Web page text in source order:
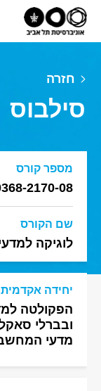
חזרה
סילבוס
מספר קורס
2170-08
שם הקורס
לוגיקה
יחידה אקדמית
הפקולטה
ובברלי
מדעי